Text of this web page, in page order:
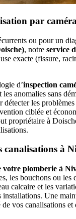
par
ou pour un
, notre service
exacte (fissure,
d’inspection
les anomalies sans
détecter les
ciblée et
propriétaire à
canalisations à
votre plomberie à
les bouchons ou les
calcaire et les
Une
vos canalisations et